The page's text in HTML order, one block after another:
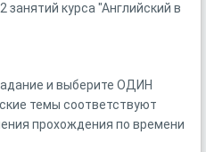
занятий курса "Английский в
и выберите ОДИН
темы соответствуют
прохождения по времени